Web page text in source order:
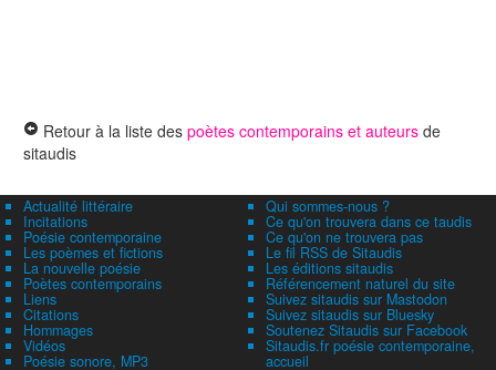
Retour à la liste des poètes contemporains et auteurs de
sitaudis
Actualité littéraire
Incitations
Poésie contemporaine
Les poèmes et fictions
La nouvelle poésie
Poètes contemporains
Liens
Citations
Hommages
Vidéos
Poésie sonore, MP3
Qui sommes-nous ?
Ce qu'on trouvera dans ce taudis
Ce qu'on ne trouvera pas
Le fil RSS de Sitaudis
Les éditions sitaudis
Référencement naturel du site
Suivez sitaudis sur Mastodon
Suivez sitaudis sur Bluesky
Soutenez Sitaudis sur Facebook
Sitaudis.fr poésie contemporaine,
accueil